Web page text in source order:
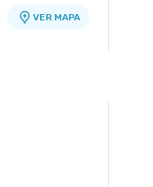
VER MAPA